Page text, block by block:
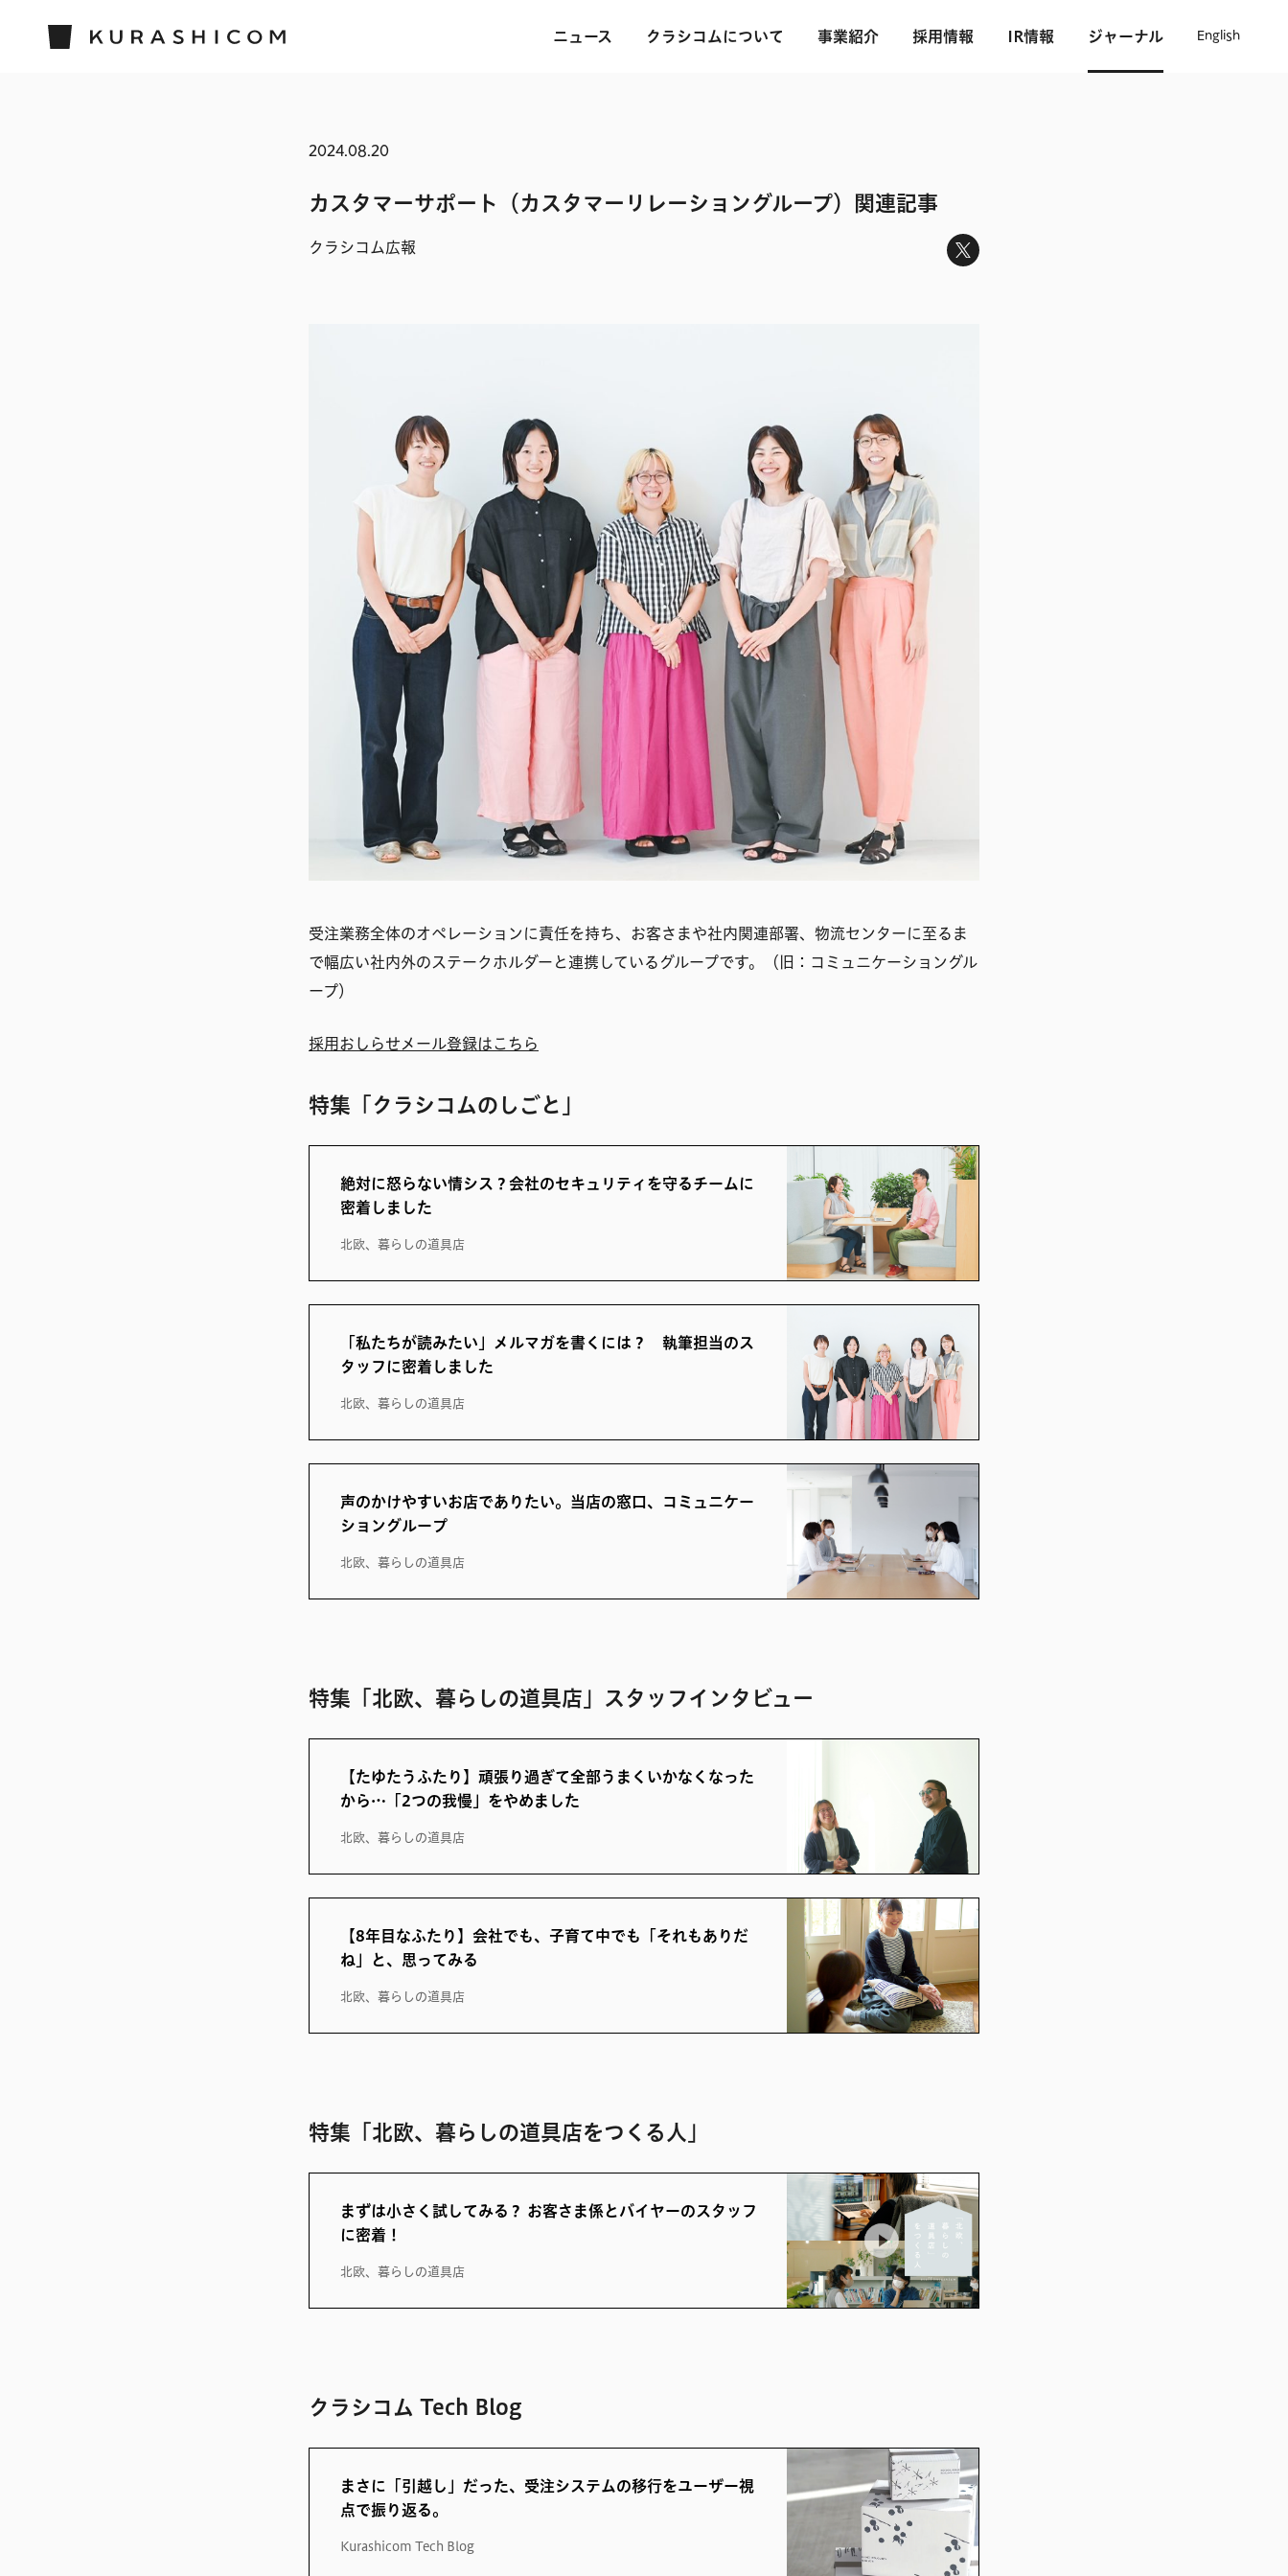
ニュース クラシコムについて 事業紹介 採用情報 IR情報 ジャーナル English
2024.08.20
カスタマーサポート（カスタマーリレーショングループ）関連記事
クラシコム広報
受注業務全体のオペレーションに責任を持ち、お客さまや社内関連部署、物流センターに至るま
で幅広い社内外のステークホルダーと連携しているグループです。（旧：コミュニケーショングル
ープ）
採用おしらせメール登録はこちら
特集「クラシコムのしごと」
絶対に怒らない情シス？会社のセキュリティを守るチームに
密着しました
北欧、暮らしの道具店
「私たちが読みたい」メルマガを書くには？ 執筆担当のス
タッフに密着しました
北欧、暮らしの道具店
声のかけやすいお店でありたい。当店の窓口、コミュニケー
ショングループ
北欧、暮らしの道具店
特集「北欧、暮らしの道具店」スタッフインタビュー
【たゆたうふたり】頑張り過ぎて全部うまくいかなくなった
から…「2つの我慢」をやめました
北欧、暮らしの道具店
【8年目なふたり】会社でも、子育て中でも「それもありだ
ね」と、思ってみる
北欧、暮らしの道具店
特集「北欧、暮らしの道具店をつくる人」
まずは小さく試してみる？ お客さま係とバイヤーのスタッフ
に密着！
北欧、暮らしの道具店
クラシコム Tech Blog
まさに「引越し」だった、受注システムの移行をユーザー視
点で振り返る。
Kurashicom Tech Blog